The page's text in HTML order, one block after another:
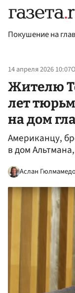
Покушение на
14 апреля 2026 10:07
Жителю
лет
на дом
Американцу,
в дом
Аслан